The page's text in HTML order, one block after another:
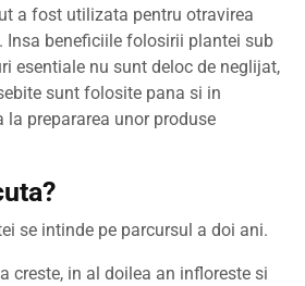
a fost utilizata pentru otravirea
Insa beneficiile folosirii plantei sub
esentiale nu sunt deloc de neglijat,
sunt folosite pana si in
prepararea unor produse
se intinde pe parcursul a doi ani.
creste, in al doilea an infloreste si